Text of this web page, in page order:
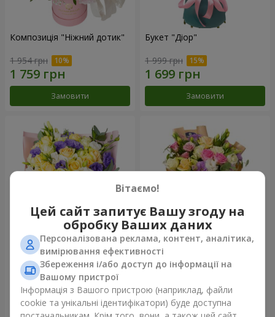
Композиція "Ніжний дотик"
1 954 грн
Замовити
Букет "Діор"
1 999 грн
Замовити
Букет "Кольорові сни"
4 084 грн
Замовити
Букет "Квіткове Selfie!"
Замовити
Вітаємо!
Цей сайт запитує Вашу згоду на
обробку Ваших даних
Персоналізована реклама, контент, аналітика,
вимірювання ефективності
Збереження і/або доступ до інформації на
Вашому пристрої
Інформація з Вашого пристрою (наприклад, файли
cookie та унікальні ідентифікатори) буде доступна